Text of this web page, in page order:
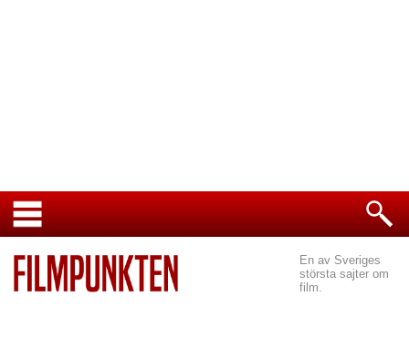
En av Sveriges
största sajter om
film.